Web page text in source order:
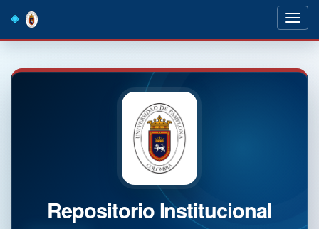
navigation
Repositorio Institucional